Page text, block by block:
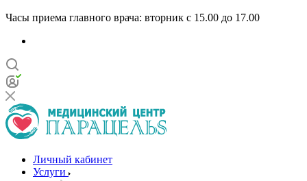
Часы приема главного врача: вторник с 15.00 до 17.00
Личный кабинет
Услуги